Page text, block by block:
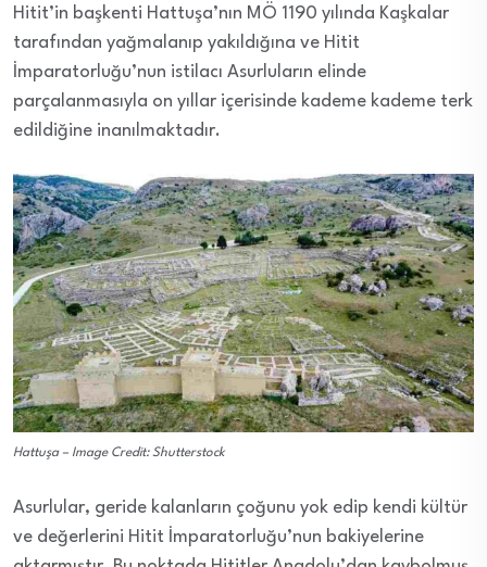
Hitit’in başkenti Hattuşa’nın MÖ 1190 yılında Kaşkalar
tarafından yağmalanıp yakıldığına ve Hitit
İmparatorluğu’nun istilacı Asurluların elinde
parçalanmasıyla on yıllar içerisinde kademe kademe terk
edildiğine inanılmaktadır.
Hattuşa – Image Credit: Shutterstock
Asurlular, geride kalanların çoğunu yok edip kendi kültür
ve değerlerini Hitit İmparatorluğu’nun bakiyelerine